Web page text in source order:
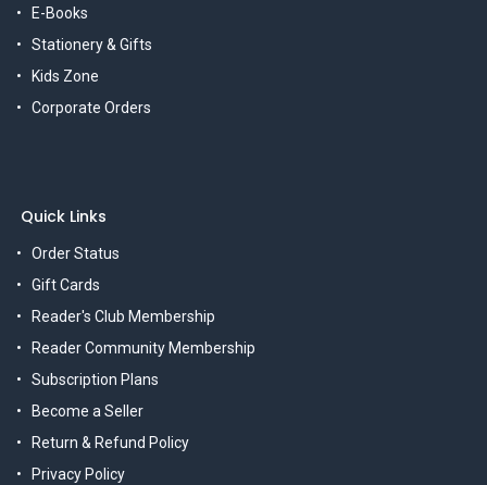
E-Books
Stationery & Gifts
Kids Zone
Corporate Orders
Quick Links
Order Status
Gift Cards
Reader's Club Membership
Reader Community Membership
Subscription Plans
Become a Seller
Return & Refund Policy
Privacy Policy